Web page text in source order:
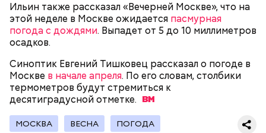
Ильин также рассказал «Вечерней Москве», что на
этой неделе в Москве ожидается пасмурная
погода с дождями. Выпадет от 5 до 10 миллиметров
осадков.
Синоптик Евгений Тишковец рассказал о погоде в
Москве в начале апреля. По его словам, столбики
термометров будут стремиться к
десятиградуснойотметке.
МОСКВА ВЕСНА ПОГОДА
На главной странице сайтаkarta.mos.ruможно
найти тематические подборки скидок и самые
выгодные предложения, которые доступны на
данный момент.
Где проходит